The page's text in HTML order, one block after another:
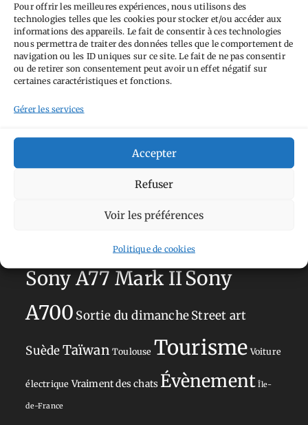
Pour offrir les meilleures expériences, nous utilisons des
technologies telles que les cookies pour stocker et/ou accéder aux
informations des appareils. Le fait de consentir à ces technologies
nous permettra de traiter des données telles que le comportement de
navigation ou les ID uniques sur ce site. Le fait de ne pas consentir
ou de retirer son consentement peut avoir un effet négatif sur
certaines caractéristiques et fonctions.
Gérer les services
Accepter
Refuser
Voir les préférences
Politique de cookies
Tags
AilleursAimez-vous bordelAllemagne Andorre
Anti tourismeBarBelgique
perchéCircuit
Academy Hauts-de-France Hébergement JaponJournées
La Défense
Olympus OM-D E-M5
Paris Pays-Bas
Sans adresseSavoie
Sony A77 Mark IISony
A700 Sortie du dimancheStreet art
SuèdeTaïwan Toulouse Tourisme Voiture
électrique Vraiment des chats Évènement Île-
de-France